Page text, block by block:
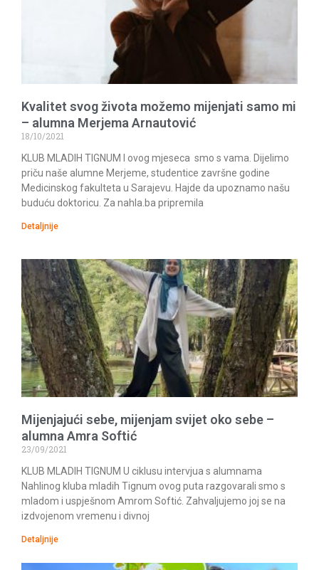
Kvalitet svog života možemo mijenjati samo mi
– alumna Merjema Arnautović
18/10/2021
KLUB MLADIH TIGNUM I ovog mjeseca smo s vama. Dijelimo
priču naše alumne Merjeme, studentice završne godine
Medicinskog fakulteta u Sarajevu. Hajde da upoznamo našu
buduću doktoricu. Za nahla.ba pripremila
Detaljnije
Mijenjajući sebe, mijenjam svijet oko sebe –
alumna Amra Softić
23/09/2021
KLUB MLADIH TIGNUM U ciklusu intervjua s alumnama
Nahlinog kluba mladih Tignum ovog puta razgovarali smo s
mladom i uspješnom Amrom Softić. Zahvaljujemo joj se na
izdvojenom vremenu i divnoj
Detaljnije